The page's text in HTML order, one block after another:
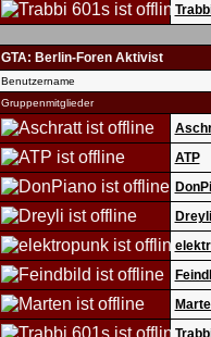
GTA: Berlin-Foren Aktivist
Benutzername
Gruppenmitglieder
ATP
Dreyli